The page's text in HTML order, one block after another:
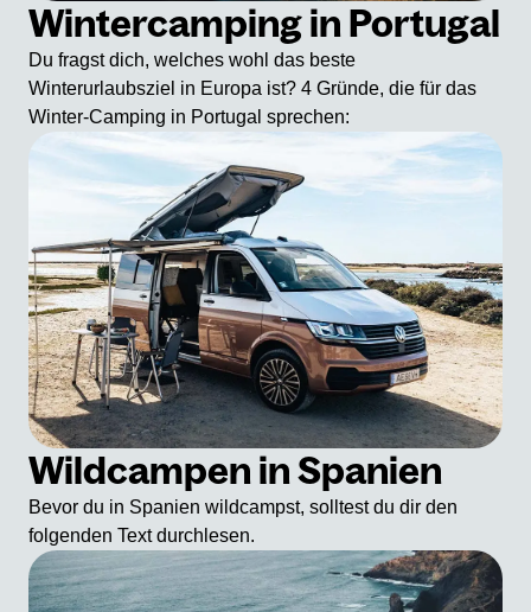
Wintercamping in Portugal
Du fragst dich, welches wohl das beste
Winterurlaubsziel in Europa ist? 4 Gründe, die für das
Winter-Camping in Portugal sprechen:
Wildcampen in Spanien
Bevor du in Spanien wildcampst, solltest du dir den
folgenden Text durchlesen.